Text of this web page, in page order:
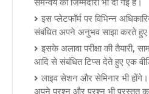
इस प्लेटफॉर्म पर विभिन्न
संबंधित अपने अनुभव साझा करते हुए
इसके अलावा परीक्षा की तैयारी,
आदि से संबंधित टिप्स देते हुए एक
लाइव सेशन और सेमिनार भी होंगे।
अपने प्रश्न और प्रश्न भी प्रस्तुत